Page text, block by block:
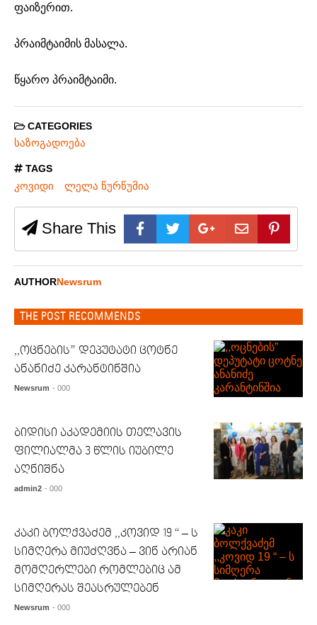
ფაიზერით.
პრაიმტაიმის მასალა.
წყარო პრაიმტაიმი.
CATEGORIES
საზოგადოება
TAGS
კოვიდი ლელა წურწუმია
Share This
AUTHORNewsrum
THE POST RECOMMENDS
,,ოცნების” დეპუტატი ცოტნე
ანანიძე კარანტინშია
Newsrum - 000
ბიდისი აკადემიის თელავის
ფილიალმა 3 წლის იუბილე
აღნიშნა
admin2 - 000
კაკი ბოლქვაძემ ,,კოვიდ 19 “ – ს
სიმღერა მიუძღვნა – ვინ არიან
მომღერლები რომლებიც ამ
სიმღერას შეასრულებენ
Newsrum - 000